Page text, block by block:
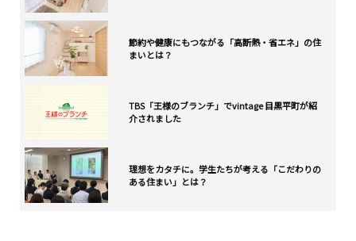
節約や健康にもつながる「高断熱・省エネ」の住
まいとは？
TBS「王様のブランチ」でvintage 目黒平町が紹
介されました
理想をカタチに。学生たちが考える「こだわりの
ある住まい」とは？